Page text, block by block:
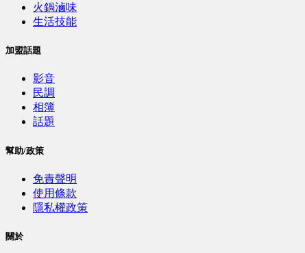
火鍋滷味
生活技能
加盟話題
影音
民調
相簿
話題
幫助/政策
免責聲明
使用條款
隱私權政策
關於